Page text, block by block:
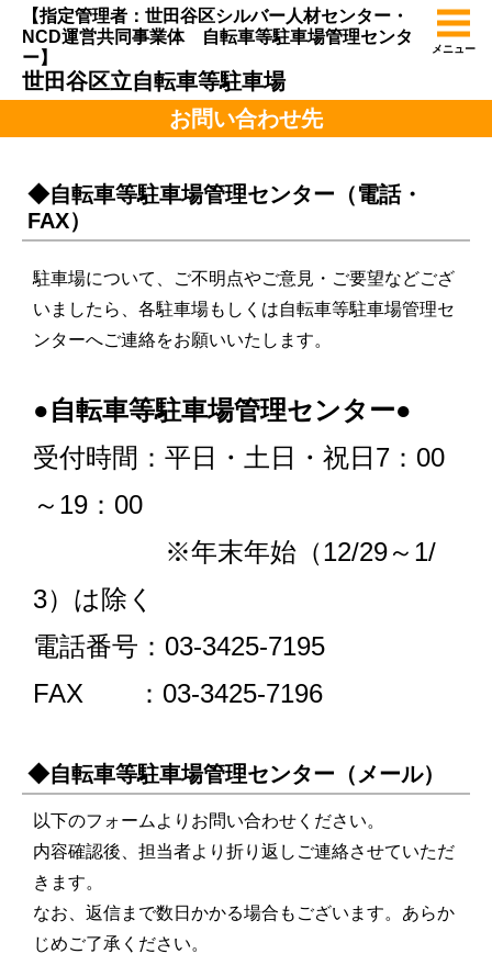
【指定管理者：世田谷区シルバー人材センター・
NCD運営共同事業体 自転車等駐車場管理センタ
ー】
世田谷区立自転車等駐車場
メニュー
お問い合わせ先
◆自転車等駐車場管理センター（電話・
FAX）
駐車場について、ご不明点やご意見・ご要望などござ
いましたら、各駐車場もしくは自転車等駐車場管理セ
ンターへご連絡をお願いいたします。
●自転車等駐車場管理センター●
受付時間：平日・土日・祝日7：00
～19：00
※年末年始（12/29～1/
3）は除く
電話番号：03-3425-7195
FAX ：03-3425-7196
◆自転車等駐車場管理センター（メール）
以下のフォームよりお問い合わせください。
内容確認後、担当者より折り返しご連絡させていただ
きます。
なお、返信まで数日かかる場合もございます。あらか
じめご了承ください。